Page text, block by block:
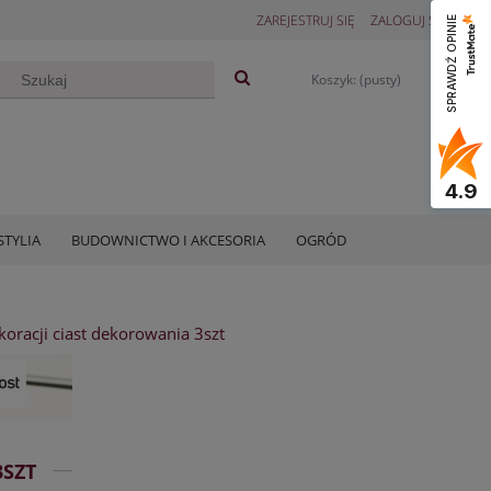
ZAREJESTRUJ SIĘ ZALOGUJ SIĘ
Koszyk: (pusty)
BUDOWNICTWO I AKCESORIA OGRÓD
ciast dekorowania 3szt
SPRAWDŹ OPINIE
4.9